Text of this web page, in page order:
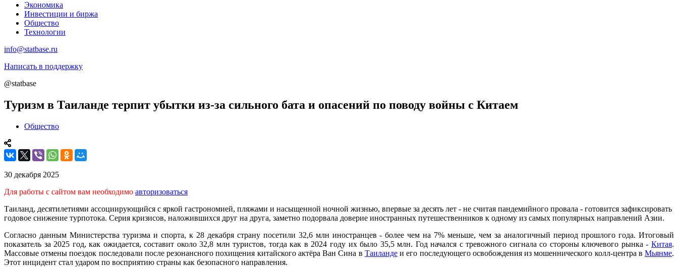
Экономика
Инвестиции и биржа
Общество
Технологии
info@statbase.ru
Написать в поддержку
@statbase
Туризм в Таиланде терпит убытки из-за сильного бата и опасений по поводу войны с Китаем
Общество
30 декабря 2025
Для работы с сайтом вам необходимо авторизоваться
Таиланд, десятилетиями ассоциирующийся с яркой гастрономией, пляжами и насыщенной ночной жизнью, впервые за десять лет - не считая пандемийного провала - готовится зафиксировать
годовое снижение турпотока. Серия кризисов, наложившихся друг на друга, заметно подорвала доверие иностранных путешественников к одному из самых популярных направлений Азии.
Согласно данным Министерства туризма и спорта, к 28 декабря страну посетили 32,6 млн иностранцев - более чем на 7% меньше, чем за аналогичный период прошлого года. Итоговый
показатель за 2025 год, как ожидается, составит около 32,8 млн туристов, тогда как в 2024 году их было 35,5 млн. Год начался с тревожного сигнала со стороны ключевого рынка - Китая.
Массовые отмены поездок последовали после резонансного похищения китайского актёра Ван Сина в Таиландеи его последующего освобождения из мошеннического колл-центра вМьянме.
Этот инцидент стал ударом по восприятию страны как безопасного направления.